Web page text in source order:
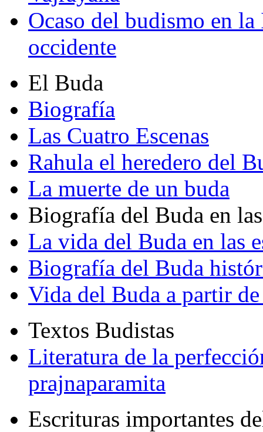
Ocaso del budismo en
occidente
El Buda
Biografía
Las Cuatro Escenas
Rahula el heredero del
La muerte de un buda
Biografía del Buda en
La vida del Buda en las
Biografía del Buda
Vida del Buda a partir de
Textos Budistas
Literatura de la
prajnaparamita
Escrituras importantes